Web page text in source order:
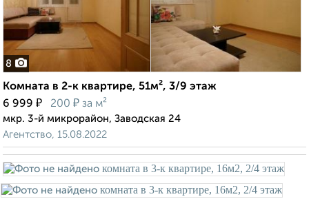
8
Комната в 2-к квартире, 51м², 3/9 этаж
6 999 ₽ 200 ₽ за м²
мкр. 3-й микрорайон, Заводская 24
Агентство, 15.08.2022